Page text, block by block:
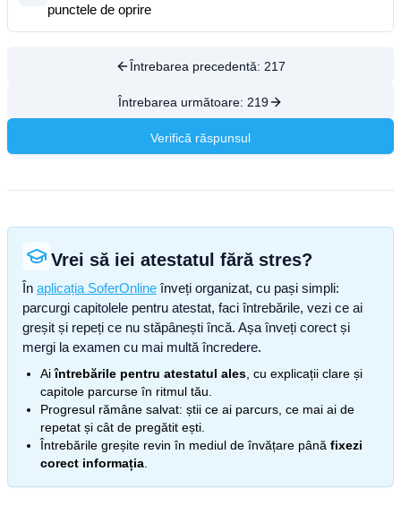
punctele de oprire
Întrebarea precedentă: 217
Întrebarea următoare: 219
Verifică răspunsul
Vrei să iei atestatul fără stres?
În aplicația SoferOnline înveți organizat, cu pași simpli:
parcurgi capitolele pentru atestat, faci întrebările, vezi ce ai
greșit și repeți ce nu stăpânești încă. Așa înveți corect și
mergi la examen cu mai multă încredere.
Aiîntrebările pentru atestatul ales , cu explicații clare și
capitole parcurse în ritmul tău.
Progresul rămâne salvat: știi ce ai parcurs, ce mai ai de
repetat și cât de pregătit ești.
Întrebările greșite revin în mediul de învățare până fixezi
corect informația